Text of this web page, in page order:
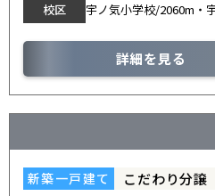
校区
宇ノ気小学校/2060m・
詳細を見る
新築一戸建て こだわり分譲